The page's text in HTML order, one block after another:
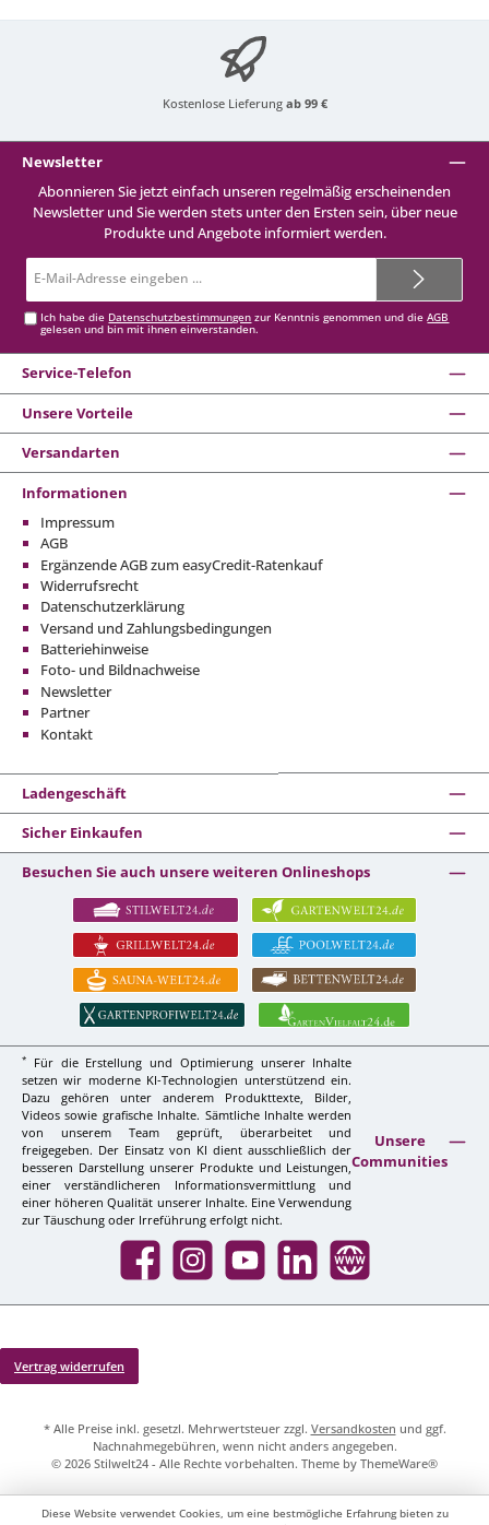
Kostenlose Lieferung ab 99 €
Newsletter
Abonnieren Sie jetzt einfach unseren regelmäßig erscheinenden
Newsletter und Sie werden stets unter den Ersten sein, über neue
Produkte und Angebote informiert werden.
Mail-
Ich habe die Datenschutzbestimmungen zur Kenntnis genommen und dieAGB
gelesen und bin mit ihnen einverstanden.
Service-Telefon
Unsere Vorteile
Versandarten
Informationen
Impressum
AGB
Ergänzende AGB zum easyCredit-Ratenkauf
Widerrufsrecht
Datenschutzerklärung
Versand und Zahlungsbedingungen
Batteriehinweise
Foto- und Bildnachweise
Newsletter
Partner
Kontakt
Ladengeschäft
Sicher Einkaufen
Besuchen Sie auch unsere weiteren Onlineshops
*
Für die Erstellung und Optimierung unserer Inhalte
setzen wir moderne KI-Technologien unterstützend ein.
Dazu gehören unter anderem Produkttexte, Bilder,
Videos sowie grafische Inhalte. Sämtliche Inhalte werden
von unserem Team geprüft, überarbeitet und
freigegeben. Der Einsatz von KI dient ausschließlich der
besseren Darstellung unserer Produkte und Leistungen,
einer verständlicheren Informationsvermittlung und
einer höheren Qualität unserer Inhalte. Eine Verwendung
zur Täuschung oder Irreführung erfolgt nicht.
Unsere
Communities
Facebook InstagramYouTube LinkedIn Website
Vertrag widerrufen
* Alle Preise inkl. gesetzl. Mehrwertsteuer zzgl. Versandkosten und ggf.
Nachnahmegebühren, wenn nicht anders angegeben.
© 2026 Stilwelt24 - Alle Rechte vorbehalten. Theme by ThemeWare®
Diese Website verwendet Cookies, um eine bestmögliche Erfahrung bieten zu